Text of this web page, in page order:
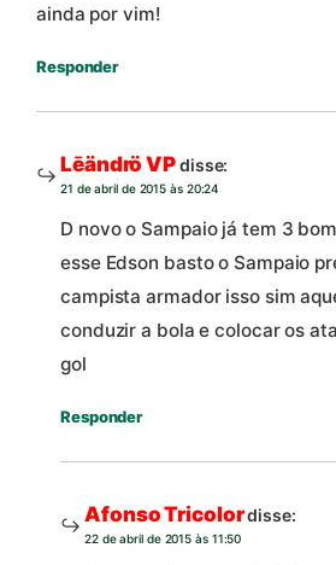
ainda por vim!
Responder
Lēändrö VPdisse:
21 de abril de 2015 às 20:24
D novo o Sampaio já tem 3
esse Edson basto o Sampaio
campista armador isso sim
conduzir a bola e colocar os
gol
Responder
Afonso Tricolordisse:
22 de abril de 2015 às 11:50